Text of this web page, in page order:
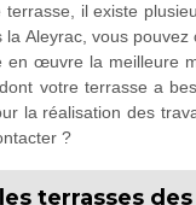
il existe
Aleyrac, vous
en œuvre la meilleure
votre terrasse a
la réalisation des
?
terrasses